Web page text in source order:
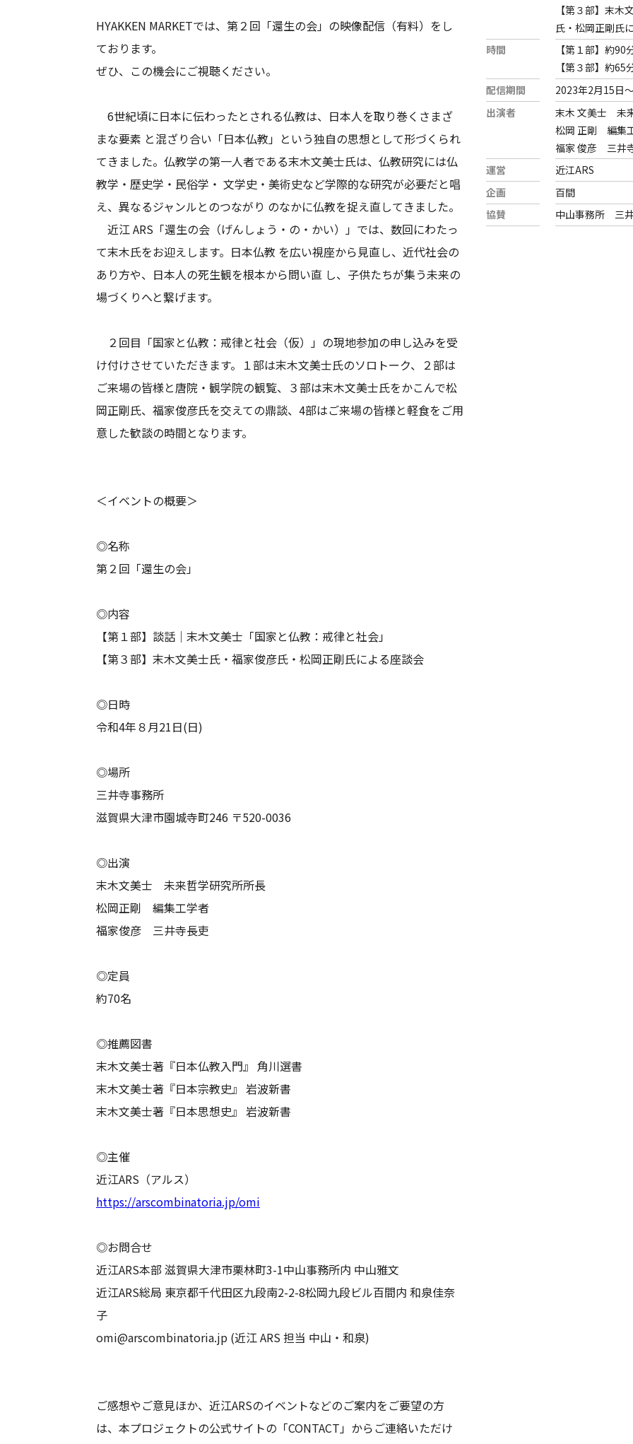
HYAKKEN MARKETでは、第２回「還生の会」の映像配信（有料）をし
ております。
ぜひ、この機会にご視聴ください。
6世紀頃に日本に伝わったとされる仏教は、日本人を取り巻くさまざ
まな要素 と混ざり合い「日本仏教」という独自の思想として形づくられ
てきました。仏教学の第一人者である末木文美士氏は、仏教研究には仏
教学・歴史学・民俗学・ 文学史・美術史など学際的な研究が必要だと唱
え、異なるジャンルとのつながり のなかに仏教を捉え直してきました。
近江 ARS「還生の会（げんしょう・の・かい）」では、数回にわたっ
て末木氏をお迎えします。日本仏教 を広い視座から見直し、近代社会の
あり方や、日本人の死生観を根本から問い直 し、子供たちが集う未来の
場づくりへと繋げます。
２回目「国家と仏教：戒律と社会（仮）」の現地参加の申し込みを受
け付けさせていただきます。１部は末木文美士氏のソロトーク、２部は
ご来場の皆様と唐院・観学院の観覧、３部は末木文美士氏をかこんで松
岡正剛氏、福家俊彦氏を交えての鼎談、4部はご来場の皆様と軽食をご用
意した歓談の時間となります。
＜イベントの概要＞
◎名称
第２回「還生の会」
◎内容
【第１部】談話｜末木文美士「国家と仏教：戒律と社会」
【第３部】末木文美士氏・福家俊彦氏・松岡正剛氏による座談会
◎日時
令和4年８月21日(日)
◎場所
三井寺事務所
滋賀県大津市園城寺町246 〒520-0036
◎出演
末木文美士 未来哲学研究所所長
松岡正剛 編集工学者
福家俊彦 三井寺長吏
◎定員
約70名
◎推薦図書
末木文美士著『日本仏教入門』 角川選書
末木文美士著『日本宗教史』 岩波新書
末木文美士著『日本思想史』 岩波新書
◎主催
近江ARS（アルス）
https://arscombinatoria.jp/omi
◎お問合せ
近江ARS本部 滋賀県大津市栗林町3-1中山事務所内 中山雅文
近江ARS総局 東京都千代田区九段南2-2-8松岡九段ビル百間内 和泉佳奈
子
omi@arscombinatoria.jp (近江 ARS 担当 中山・和泉)
ご感想やご意見ほか、近江ARSのイベントなどのご案内をご要望の方
は、本プロジェクトの公式サイトの「CONTACT」からご連絡いただけ
【第３部】末木
氏・松岡正剛氏
時間
【第１部】約90
【第３部】約65
配信期間
2023年2月15日
出演者
末木 文美士 未
松岡 正剛 編集
福家 俊彦 三井
運営
近江ARS
企画
百間
協賛
中山事務所 三